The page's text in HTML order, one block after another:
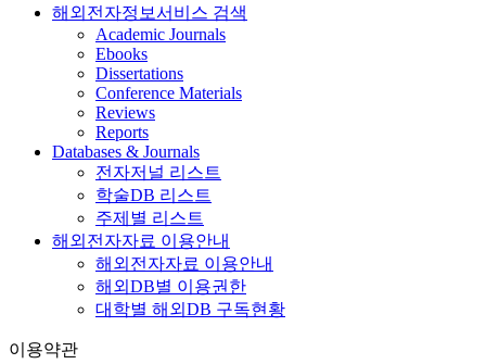
해외전자정보서비스 검색
Academic Journals
Ebooks
Dissertations
Conference Materials
Reviews
Reports
Databases & Journals
전자저널 리스트
학술DB 리스트
주제별 리스트
해외전자자료 이용안내
해외전자자료 이용안내
해외DB별 이용권한
대학별 해외DB 구독현황
이용약관